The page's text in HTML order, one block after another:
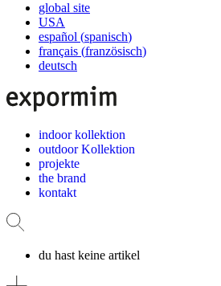
global site
USA
español (spanisch)
français (französisch)
deutsch
indoor kollektion
outdoor Kollektion
projekte
the brand
kontakt
du hast keine artikel